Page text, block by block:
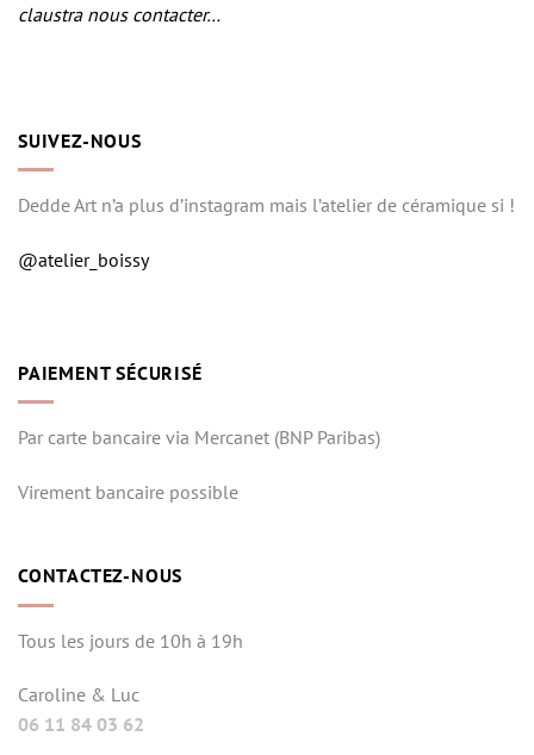
claustra nous contacter…
SUIVEZ-NOUS
Dedde Art n’a plus d’instagram mais l’atelier de céramique si !
@atelier_boissy
PAIEMENT SÉCURISÉ
Par carte bancaire via Mercanet (BNP Paribas)
Virement bancaire possible
CONTACTEZ-NOUS
Tous les jours de 10h à 19h
Caroline & Luc
06 11 84 03 62